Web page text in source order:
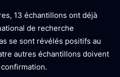
13 échantillons ont déjà
de recherche
se sont révélés positifs au
autres échantillons doivent